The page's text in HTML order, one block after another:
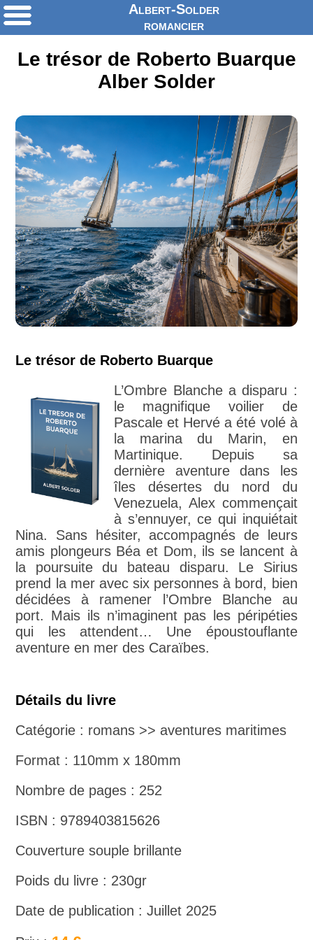
Albert-Solder
romancier
Le trésor de Roberto Buarque
Alber Solder
Le trésor de Roberto Buarque
L’Ombre Blanche a disparu :
le magnifique voilier de
Pascale et Hervé a été volé à
la marina du Marin, en
Martinique. Depuis sa
dernière aventure dans les
îles désertes du nord du
Venezuela, Alex commençait
à s’ennuyer, ce qui inquiétait
Nina. Sans hésiter, accompagnés de leurs
amis plongeurs Béa et Dom, ils se lancent à
la poursuite du bateau disparu. Le Sirius
prend la mer avec six personnes à bord, bien
décidées à ramener l’Ombre Blanche au
port. Mais ils n’imaginent pas les péripéties
qui les attendent… Une époustouflante
aventure en mer des Caraïbes.
Détails du livre
Catégorie : romans >> aventures maritimes
Format : 110mm x 180mm
Nombre de pages : 252
ISBN : 9789403815626
Couverture souple brillante
Poids du livre : 230gr
Date de publication : Juillet 2025